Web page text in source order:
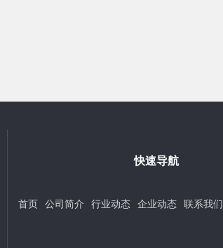
快速导航
首页 公司简介 行业动态 企业动态 联系我们